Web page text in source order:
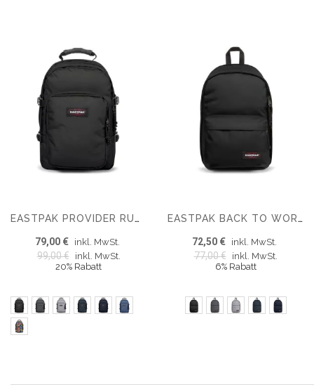
EASTPAK PROVIDER RUCKSACK
79,00 € inkl. MwSt.
99,00 €
inkl. MwSt.
20% Rabatt
EASTPAK BACK TO WORK
72,50 € inkl. MwSt.
77,00 €
inkl. MwSt.
6% Rabatt